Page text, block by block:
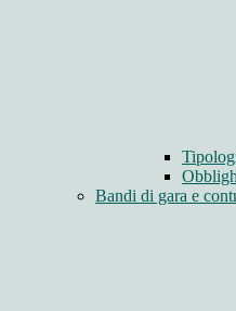
Bandi di gara e